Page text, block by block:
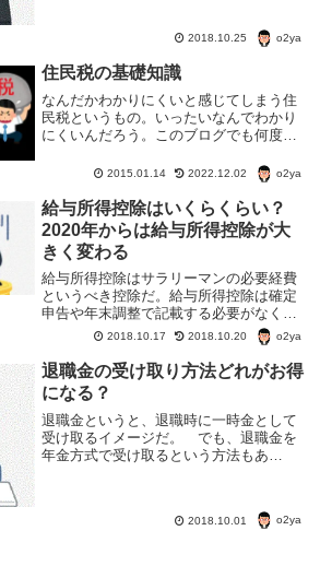
状はくっついてくる。 2018.10.25 o2ya
住民税の基礎知識
なんだかわかりにくいと感じてしまう住
民税というもの。いったいなんでわかり
にくいんだろう。このブログでも何度か
ど、やっぱりわかりにくいと感じてしま
う。住民税についてもうちょっと掘り下
げてみたい。
2015.01.14 2022.12.02 o2ya
給与所得控除はいくらくらい？
2020年からは給与所得控除が大
きく変わる
給与所得控除はサラリーマンの必要経費
というべき控除だ。給与所得控除は確定
申告や年末調整で記載する必要がなく、
自動的に控除される。給与所得控除額は
改正があり2020年から控除額が変わる。
サラリーマンの必要経費・給与所得控除
について調べてみた。
2018.10.17 2018.10.20 o2ya
退職金の受け取り方法どれがお得
になる？
退職金というと、退職時に一時金として
受け取るイメージだ。 でも、退職金を
年金方式で受け取るという方法もあ
法には・一時金受取・年金受取...
2018.10.01 o2ya